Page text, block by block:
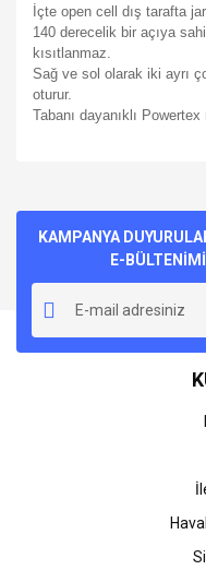
İçte open cell dış tarafta
140 derecelik bir açıya
kısıtlanmaz.
Sağ ve sol olarak iki ayrı
oturur.
Tabanı dayanıklı
kullanarak tarafımıza
Görüş ve önerileriniz
Ürün resmi
Ürün açıklamasında
Ürün bilgilerinde
Ürün fiyatı diğer
KAMPANYA
E-